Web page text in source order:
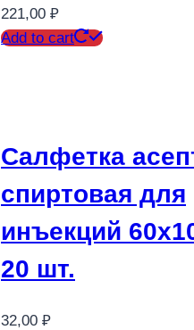
221,00 ₽
Add to cart
Салфетка
спиртовая для
инъекций
20 шт.
32,00 ₽